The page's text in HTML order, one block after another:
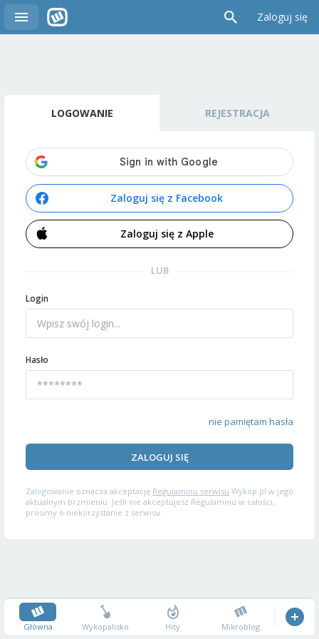
Zaloguj się
LOGOWANIE REJESTRACJA
Zaloguj się z Facebook
Zaloguj się z Apple
LUB
Login
Hasło
nie pamiętam hasła
ZALOGUJ SIĘ
Zalogowanie oznacza akceptację Regulaminu serwisu Wykop.pl w jego
aktualnym brzmieniu. Jeśli nie akceptujesz Regulaminu w całości,
prosimy o niekorzystanie z serwisu.
Główna Wykopalisko Hity Mikroblog